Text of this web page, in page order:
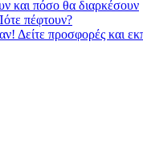
και πόσο θα διαρκέσουν
πέφτουν?
Δείτε προσφορές και